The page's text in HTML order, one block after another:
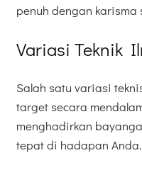
penuh dengan karisma
Variasi Teknik
Salah satu variasi
target secara
menghadirkan
tepat di hadapan Anda.